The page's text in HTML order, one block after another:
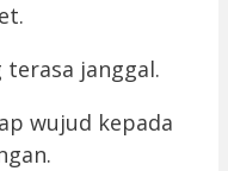
janggal.
wujud kepada